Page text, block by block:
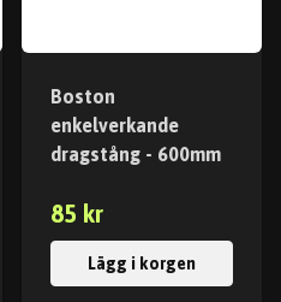
Boston
enkelverkande
dragstång - 600mm
85 kr
Lägg i korgen